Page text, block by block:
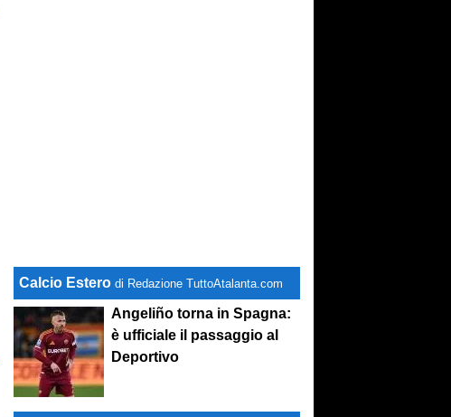
Calcio Estero di Redazione TuttoAtalanta.com
Angeliño torna in Spagna:
è ufficiale il passaggio al
Deportivo